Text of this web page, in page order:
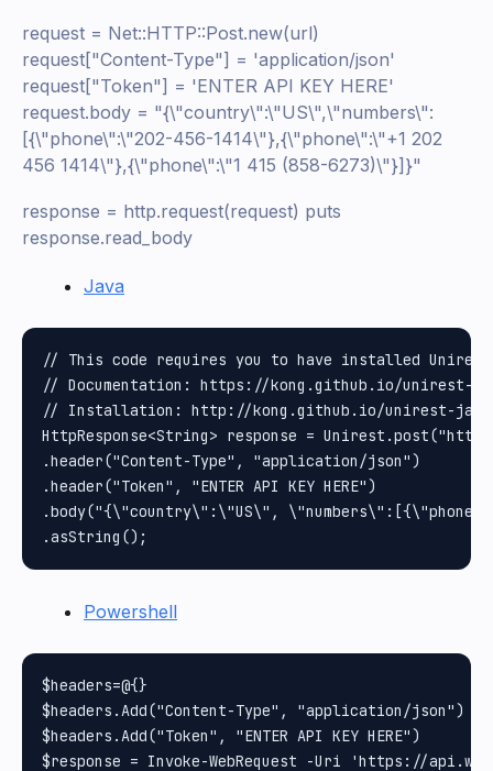
request = Net::HTTP::Post.new(url)
request["Content-Type"] = 'application/json'
request["Token"] = 'ENTER API KEY HERE'
request.body = "{\"country\":\"US\",\"numbers\":
[{\"phone\":\"202-456-1414\"},{\"phone\":\"+1 202
456 1414\"},{\"phone\":\"1 415 (858-6273)\"}]}"
response = http.request(request) puts
response.read_body
Java
// This code requires you to have installed Unirest
// Documentation: https://kong.github.io/unirest-
// Installation: http://kong.github.io/unirest-
HttpResponse<String> response =
.header("Content-Type", "application/json")
.header("Token", "ENTER API KEY HERE")
.body("{\"country\":\"US\",
Powershell
$headers=@{}
$headers.Add("Content-Type", "application/json")
$headers.Add("Token", "ENTER API KEY HERE")